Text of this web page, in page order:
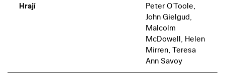
Hrají
Peter OʼToole,
John Gielgud,
Malcolm
McDowell, Helen
Mirren, Teresa
Ann Savoy